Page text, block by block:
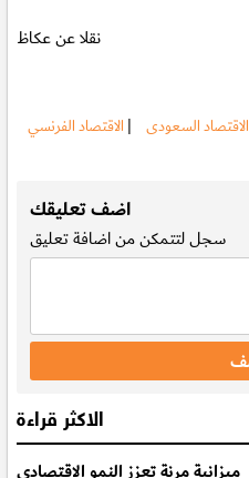
نقلا عن عكاظ
الاقتصاد السعودى | الاقتصاد الفرنسي
اضف تعليقك
سجللتتمكن من اضافة تعليق
الاكثر قراءة
ميزانية مرنة تعزز النمو الاقتصادي